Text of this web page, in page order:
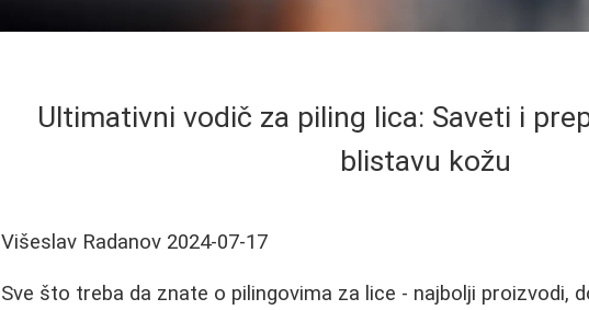
Ultimativni vodič za piling lica: Saveti i
blistavu kožu
Višeslav Radanov 2024-07-17
Sve što treba da znate o pilingovima za lice - najbolji proizvodi,